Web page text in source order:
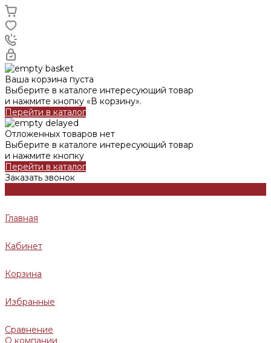
Ваша корзина пуста
Выберите в каталоге интересующий товар
и нажмите кнопку «В корзину».
Перейти в каталог
Отложенных товаров нет
Выберите в каталоге интересующий товар
и нажмите кнопку
Перейти в каталог
Заказать звонок
Главная
Кабинет
Корзина
Избранные
Сравнение
О компании